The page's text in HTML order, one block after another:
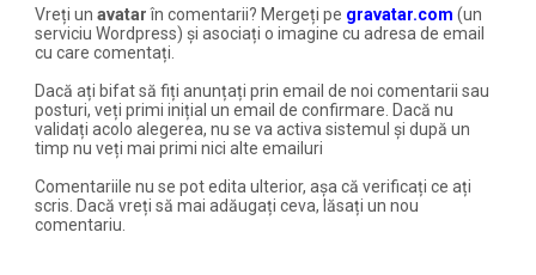
Vreți unavatarîn comentarii? Mergeți pe gravatar.com (un
serviciu Wordpress) și asociați o imagine cu adresa de email
cu care comentați.
Dacă ați bifat să fiți anunțați prin email de noi comentarii sau
posturi, veți primi inițial un email de confirmare. Dacă nu
validați acolo alegerea, nu se va activa sistemul și după un
timp nu veți mai primi nici alte emailuri
Comentariile nu se pot edita ulterior, așa că verificați ce ați
scris. Dacă vreți să mai adăugați ceva, lăsați un nou
comentariu.